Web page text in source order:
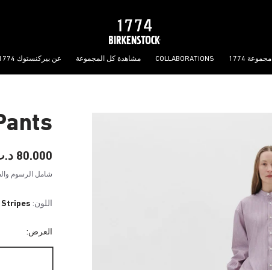
مجموعة 1774 COLLABORATIONS مشاهدة كل المجموعة عن بيركنستوك 1774
80.000 د.ب
شامل الرسوم
اللون: Stripes
العرض: